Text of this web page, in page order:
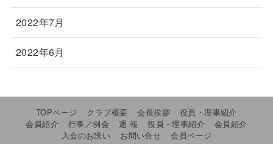
2022年7月
2022年6月
TOPページ クラブ概要 会長挨拶
役員・理事紹介
会員紹介
行事／例会 週 報 役員・理事紹介
会員紹介
入会のお誘い
お問い合せ 会員ページ